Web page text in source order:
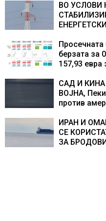
центри за
ВО УСЛОВИ
складирање
Просечната
берзата за
157,93
САД И
ВОЈНА,
против
ИРАН И
СЕ
ЗА